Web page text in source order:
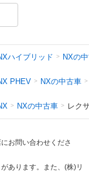
ハイブリッド NXの
PHEV NXの中古車
NXの中古車 レク
お問い合わせくださ
あります。また、(株)リ